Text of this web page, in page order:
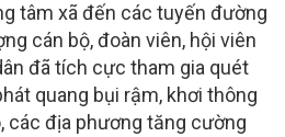
tâm xã đến các tuyến đường
cán bộ, đoàn viên, hội viên
đã tích cực tham gia quét
quang bụi rậm, khơi thông
các địa phương tăng cường